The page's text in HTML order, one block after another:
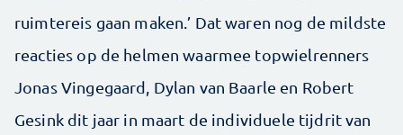
ruimtereis gaan maken.’ Dat waren nog de mildste
reacties op de helmen waarmee topwielrenners
Jonas Vingegaard, Dylan van Baarle en Robert
Gesink dit jaar in maart de individuele tijdrit van